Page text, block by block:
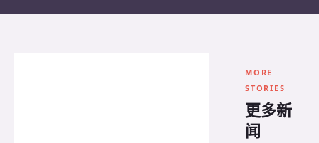
MORE
STORIES
更多新
闻